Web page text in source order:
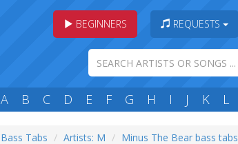
BEGINNERS REQUESTS
A B C D E F G H I J K L
Bass Tabs Artists: M Minus The Bear bass tabs